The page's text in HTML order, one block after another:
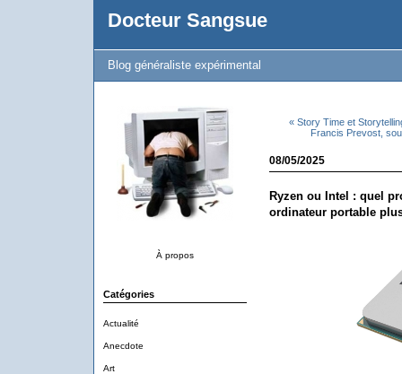
Docteur Sangsue
Blog généraliste expérimental
À propos
Catégories
Actualité
Anecdote
Art
« Story Time et
Francis Prevost,
08/05/2025
Ryzen ou Intel : quel
ordinateur portable